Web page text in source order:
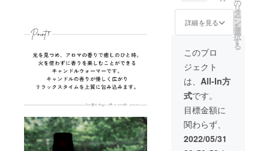
荷時期
る場合
があり
部屋の
により
実際の
色味が
異なる
場合が
ござい
※ご注文
状況、
使用部
材の供
給状
況、製
下がる
可能性
もござ
商品写
きる限
り実物
の色に
近づけ
るよう
徹底し
ており
ます
す。 同
色2個で
ん。 ※
製品に
キャン
ドルは
含まれ
ており
ませ
ん。 ※
皆様の
ご支援
により
【30%
OFF】
【送料
につい
て】 商
品代金
には、
ご自宅
までの
送料も
含まれ
ており
ます。
色はブ
ラック
詳細を見る
の
リ
タ
ー
ン
を
選
択
す
る
このプロ
ジェクト
は、 All-In方
式です。
目標金額に
関わらず、
2022/05/31